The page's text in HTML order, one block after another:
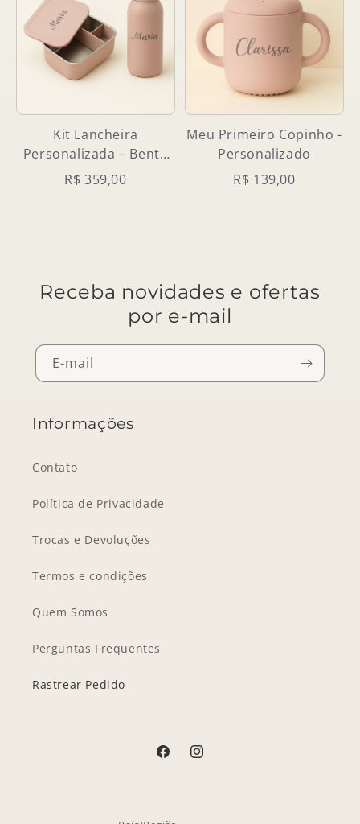
Kit Lancheira
Personalizada – Bento
Box Inox + Garrafinha
R$ 359,00
Meu Primeiro Copinho -
Personalizado
R$ 139,00
Receba novidades e ofertas
por e-mail
E-mail
Informações
Contato
Política de Privacidade
Trocas e Devoluções
Termos e condições
Quem Somos
Perguntas Frequentes
Rastrear Pedido
FacebookInstagram